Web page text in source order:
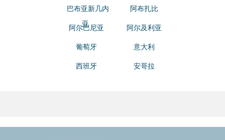
巴布亚新几内
亚
阿布扎比
阿尔巴尼亚 阿尔及利亚
葡萄牙 意大利
西班牙 安哥拉